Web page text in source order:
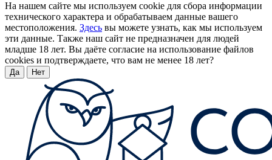
На нашем сайте мы используем cookie для сбора информации
технического характера и обрабатываем данные вашего
местоположения. Здесь вы можете узнать, как мы используем
эти данные. Также наш сайт не предназначен для людей
младше 18 лет. Вы даёте согласие на использование файлов
cookies и подтверждаете, что вам не менее 18 лет?
Да Нет